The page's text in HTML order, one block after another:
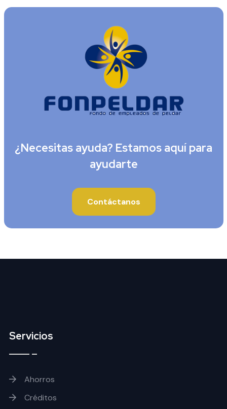
¿Necesitas ayuda? Estamos aquí para
ayudarte
Contáctanos
Servicios
Ahorros
Créditos